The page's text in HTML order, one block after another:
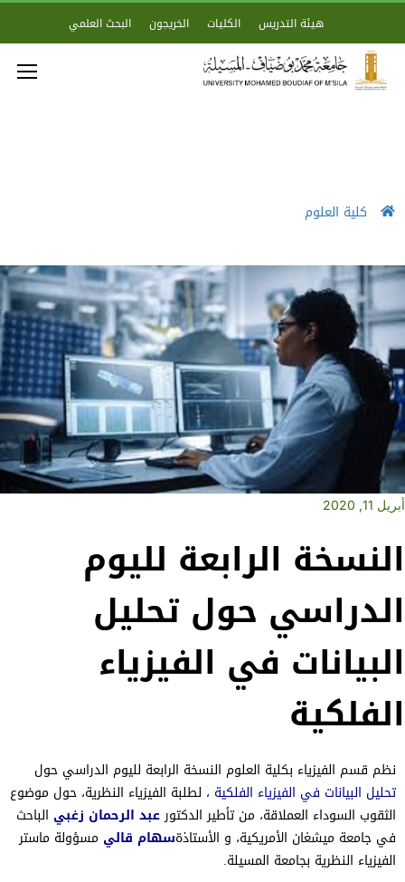
هيئة التدريس الكليات الخريجون البحث العلمي
كلية العلوم
أبريل 11, 2020
النسخة الرابعة لليوم
الدراسي حول تحليل
البيانات في الفيزياء
الفلكية
نظم قسم الفيزياء بكلية العلوم النسخة الرابعة لليوم الدراسي حول
تحليل البيانات في الفيزياء الفلكية ، لطلبة الفيزياء النظرية، حول موضوع
الثقوب السوداء العملاقة، من تأطير الدكتورعبد الرحمان زغبي الباحث
في جامعة ميشغان الأمريكية، و الأستاذةسهام قالي مسؤولة ماستر
الفيزياء النظرية بجامعة المسيلة.